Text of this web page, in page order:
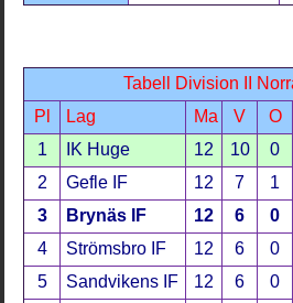
Tabell Division II
Pl
Lag Ma V O
1
IK Huge 12 10 0
2
Gefle IF 12 7 1
3
Brynäs IF 12 6 0
4
Strömsbro IF 12 6 0
5
Sandvikens IF 12 6 0